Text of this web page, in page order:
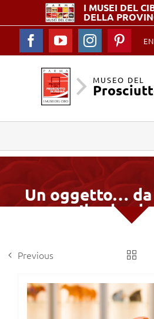
I MUSEI DEL
DELLA
FacebookYouTubeInstagram
MUSEO DEL
Un oggetto…
Il
Previous
View
Larger